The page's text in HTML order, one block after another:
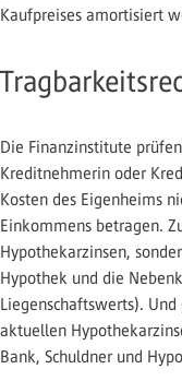
Kaufpreises amortisiert
Die Finanzinstitute
Kreditnehmerin oder
Kosten des Eigenheims
Einkommens betragen.
Hypothekarzinsen,
Hypothek und die
Liegenschaftswerts).
aktuellen
Bank, Schuldner und